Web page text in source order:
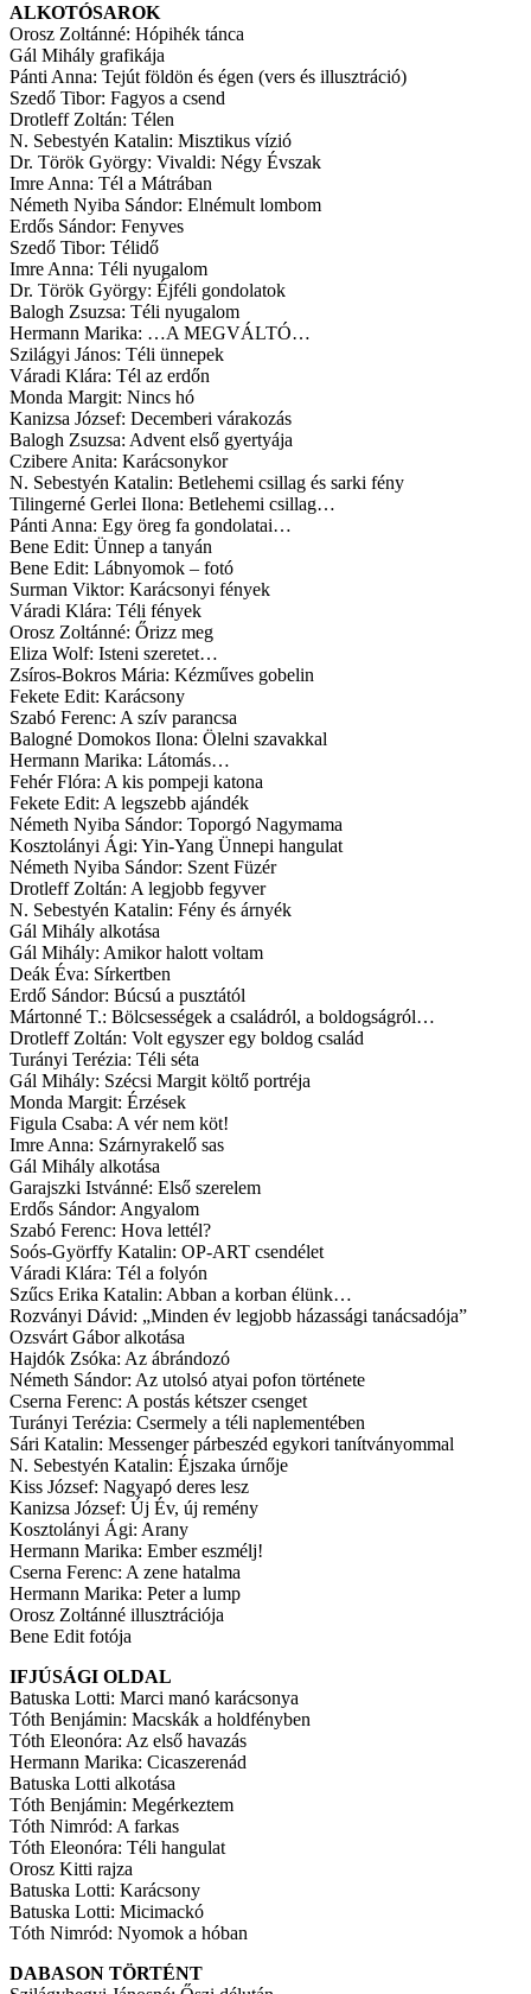
ALKOTÓSAROK
Orosz Zoltánné: Hópihék tánca
Gál Mihály grafikája
Pánti Anna: Tejút földön és égen (vers és illusztráció)
Szedő Tibor: Fagyos a csend
Drotleff Zoltán: Télen
N. Sebestyén Katalin: Misztikus vízió
Dr. Török György: Vivaldi: Négy Évszak
Imre Anna: Tél a Mátrában
Németh Nyiba Sándor: Elnémult lombom
Erdős Sándor: Fenyves
Szedő Tibor: Télidő
Imre Anna: Téli nyugalom
Dr. Török György: Éjféli gondolatok
Balogh Zsuzsa: Téli nyugalom
Hermann Marika: …A MEGVÁLTÓ…
Szilágyi János: Téli ünnepek
Váradi Klára: Tél az erdőn
Monda Margit: Nincs hó
Kanizsa József: Decemberi várakozás
Balogh Zsuzsa: Advent első gyertyája
Czibere Anita: Karácsonykor
N. Sebestyén Katalin: Betlehemi csillag és sarki fény
Tilingerné Gerlei Ilona: Betlehemi csillag…
Pánti Anna: Egy öreg fa gondolatai…
Bene Edit: Ünnep a tanyán
Bene Edit: Lábnyomok – fotó
Surman Viktor: Karácsonyi fények
Váradi Klára: Téli fények
Orosz Zoltánné: Őrizz meg
Eliza Wolf: Isteni szeretet…
Zsíros-Bokros Mária: Kézműves gobelin
Fekete Edit: Karácsony
Szabó Ferenc: A szív parancsa
Balogné Domokos Ilona: Ölelni szavakkal
Hermann Marika: Látomás…
Fehér Flóra: A kis pompeji katona
Fekete Edit: A legszebb ajándék
Németh Nyiba Sándor: Toporgó Nagymama
Kosztolányi Ági: Yin-Yang Ünnepi hangulat
Németh Nyiba Sándor: Szent Füzér
Drotleff Zoltán: A legjobb fegyver
N. Sebestyén Katalin: Fény és árnyék
Gál Mihály alkotása
Gál Mihály: Amikor halott voltam
Deák Éva: Sírkertben
Erdő Sándor: Búcsú a pusztától
Mártonné T.: Bölcsességek a családról, a boldogságról…
Drotleff Zoltán: Volt egyszer egy boldog család
Turányi Terézia: Téli séta
Gál Mihály: Szécsi Margit költő portréja
Monda Margit: Érzések
Figula Csaba: A vér nem köt!
Imre Anna: Szárnyrakelő sas
Gál Mihály alkotása
Garajszki Istvánné: Első szerelem
Erdős Sándor: Angyalom
Szabó Ferenc: Hova lettél?
Soós-Györffy Katalin: OP-ART csendélet
Váradi Klára: Tél a folyón
Szűcs Erika Katalin: Abban a korban élünk…
Rozványi Dávid: „Minden év legjobb házassági tanácsadója”
Ozsvárt Gábor alkotása
Hajdók Zsóka: Az ábrándozó
Németh Sándor: Az utolsó atyai pofon története
Cserna Ferenc: A postás kétszer csenget
Turányi Terézia: Csermely a téli naplementében
Sári Katalin: Messenger párbeszéd egykori tanítványommal
N. Sebestyén Katalin: Éjszaka úrnője
Kiss József: Nagyapó deres lesz
Kanizsa József: Új Év, új remény
Kosztolányi Ági: Arany
Hermann Marika: Ember eszmélj!
Cserna Ferenc: A zene hatalma
Hermann Marika: Peter a lump
Orosz Zoltánné illusztrációja
Bene Edit fotója
IFJÚSÁGI OLDAL
Batuska Lotti: Marci manó karácsonya
Tóth Benjámin: Macskák a holdfényben
Tóth Eleonóra: Az első havazás
Hermann Marika: Cicaszerenád
Batuska Lotti alkotása
Tóth Benjámin: Megérkeztem
Tóth Nimród: A farkas
Tóth Eleonóra: Téli hangulat
Orosz Kitti rajza
Batuska Lotti: Karácsony
Batuska Lotti: Micimackó
Tóth Nimród: Nyomok a hóban
DABASON TÖRTÉNT